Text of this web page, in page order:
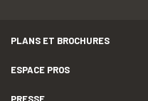
PLANS ET BROCHURES
ESPACE PROS